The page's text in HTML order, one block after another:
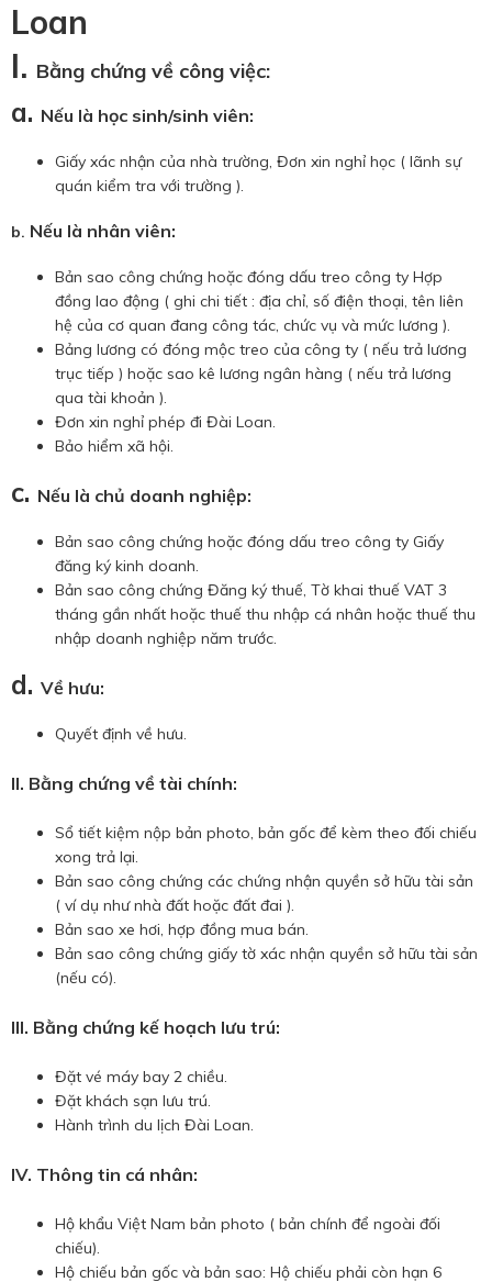
Loan
I. Bằng chứng về công việc:
a. Nếu là học sinh/sinh viên:
Giấy xác nhận của nhà trường, Đơn xin nghỉ học ( lãnh sự
quán kiểm tra với trường ).
b. Nếu là nhân viên:
Bản sao công chứng hoặc đóng dấu treo công ty Hợp
đồng lao động ( ghi chi tiết : địa chỉ, số điện thoại, tên liên
hệ của cơ quan đang công tác, chức vụ và mức lương ).
Bảng lương có đóng mộc treo của công ty ( nếu trả lương
trục tiếp ) hoặc sao kê lương ngân hàng ( nếu trả lương
qua tài khoản ).
Đơn xin nghỉ phép đi Đài Loan.
Bảo hiểm xã hội.
c. Nếu là chủ doanh nghiệp:
Bản sao công chứng hoặc đóng dấu treo công ty Giấy
đăng ký kinh doanh.
Bản sao công chứng Đăng ký thuế, Tờ khai thuế VAT 3
tháng gần nhất hoặc thuế thu nhập cá nhân hoặc thuế thu
nhập doanh nghiệp năm trước.
d. Về hưu:
Quyết định về hưu.
II. Bằng chứng về tài chính:
Sổ tiết kiệm nộp bản photo, bản gốc để kèm theo đối chiếu
xong trả lại.
Bản sao công chứng các chứng nhận quyền sở hữu tài sản
( ví dụ như nhà đất hoặc đất đai ).
Bản sao xe hơi, hợp đồng mua bán.
Bản sao công chứng giấy tờ xác nhận quyền sở hữu tài sản
(nếu có).
III. Bằng chứng kế hoạch lưu trú:
Đặt vé máy bay 2 chiều.
Đặt khách sạn lưu trú.
Hành trình du lịch Đài Loan.
IV. Thông tin cá nhân:
Hộ khẩu Việt Nam bản photo ( bản chính để ngoài đối
chiếu).
Hộ chiếu bản gốc và bản sao: Hộ chiếu phải còn hạn 6